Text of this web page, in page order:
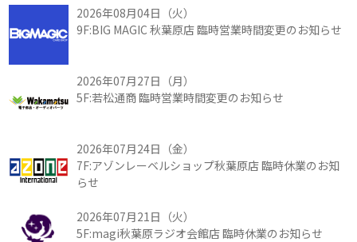
2026年08月04日（火）
9F:BIG MAGIC 秋葉原店 臨時営業時間変更のお知らせ
2026年07月27日（月）
5F:若松通商 臨時営業時間変更のお知らせ
2026年07月24日（金）
7F:アゾンレーベルショップ秋葉原店 臨時休業のお知
らせ
2026年07月21日（火）
5F:magi秋葉原ラジオ会館店 臨時休業のお知らせ